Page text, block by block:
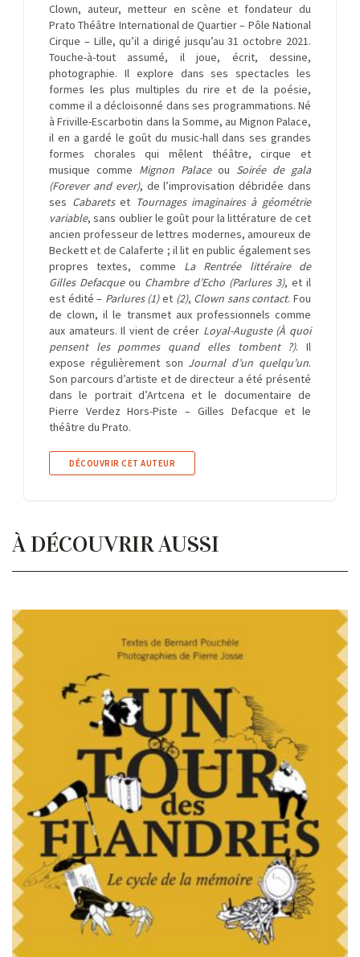
Clown, auteur, metteur en scène et fondateur du
Prato Théâtre International de Quartier – Pôle National
Cirque – Lille, qu’il a dirigé jusqu’au 31 octobre 2021.
Touche-à-tout assumé, il joue, écrit, dessine,
photographie. Il explore dans ses spectacles les
formes les plus multiples du rire et de la poésie,
comme il a décloisonné dans ses programmations. Né
à Friville-Escarbotin dans la Somme, au Mignon Palace,
il en a gardé le goût du music-hall dans ses grandes
formes chorales qui mêlent théâtre, cirque et
musique comme Mignon Palaceou Soirée de gala
(Forever and ever), de l’improvisation débridée dans
ses Cabaretset Tournages imaginaires à géométrie
variable, sans oublier le goût pour la littérature de cet
ancien professeur de lettres modernes, amoureux de
Beckett et de Calaferte ; il lit en public également ses
propres textes, comme La Rentrée littéraire de
Gilles Defacqueou Chambre d’Echo (Parlures 3), et il
est édité – Parlures (1)et (2), Clown sans contact. Fou
de clown, il le transmet aux professionnels comme
aux amateurs. Il vient de créer Loyal-Auguste (À quoi
pensent les pommes quand elles tombent ?). Il
expose régulièrement son Journal d’un quelqu’un.
Son parcours d’artiste et de directeur a été présenté
dans le portrait d’Artcena et le documentaire de
Pierre Verdez Hors-Piste – Gilles Defacque et le
théâtre du Prato.
DÉCOUVRIR CET AUTEUR
À DÉCOUVRIR AUSSI